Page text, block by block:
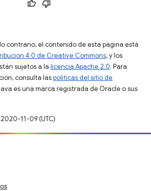
contrario, el contenido de esta página está
4.0 de Creative Commons, y los
sujetos a la licencia Apache 2.0. Para
consulta laspolíticas del sitio de
es una marca registrada de Oracle o sus
11-09 (UTC)